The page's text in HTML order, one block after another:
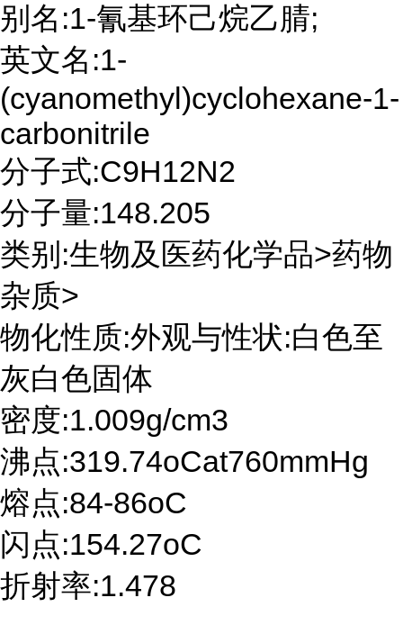
别名:1-氰基环己烷乙腈;
英文名:1-
(cyanomethyl)cyclohexane-1-
carbonitrile
分子式:C9H12N2
分子量:148.205
类别:生物及医药化学品>药物
杂质>
物化性质:外观与性状:白色至
灰白色固体
密度:1.009g/cm3
沸点:319.74oCat760mmHg
熔点:84-86oC
闪点:154.27oC
折射率:1.478